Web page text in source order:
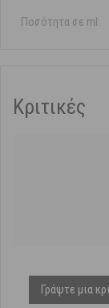
Ποσότητα σε ml:
Κριτικές
Γράψτε μια